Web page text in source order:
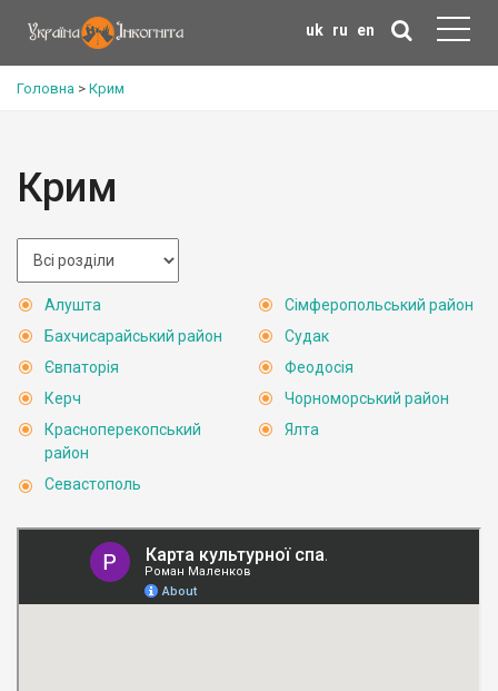
uk ru en
Головна > Крим
Крим
Алушта
Бахчисарайський район
Євпаторія
Керч
Красноперекопський
район
Севастополь
Сімферопольський район
Судак
Феодосія
Чорноморський район
Ялта